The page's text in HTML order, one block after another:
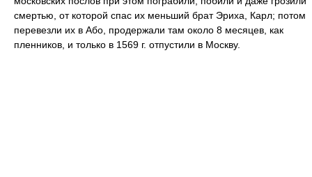
смертью, от которой спас их меньший брат Эриха, Карл; потом
перевезли их в Або, продержали там около 8 месяцев, как
пленников, и только в 1569 г. отпустили в Москву.